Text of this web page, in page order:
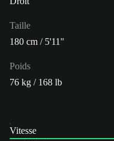
Taille
180 cm / 5'11"
Poids
76 kg / 168 lb
Vitesse